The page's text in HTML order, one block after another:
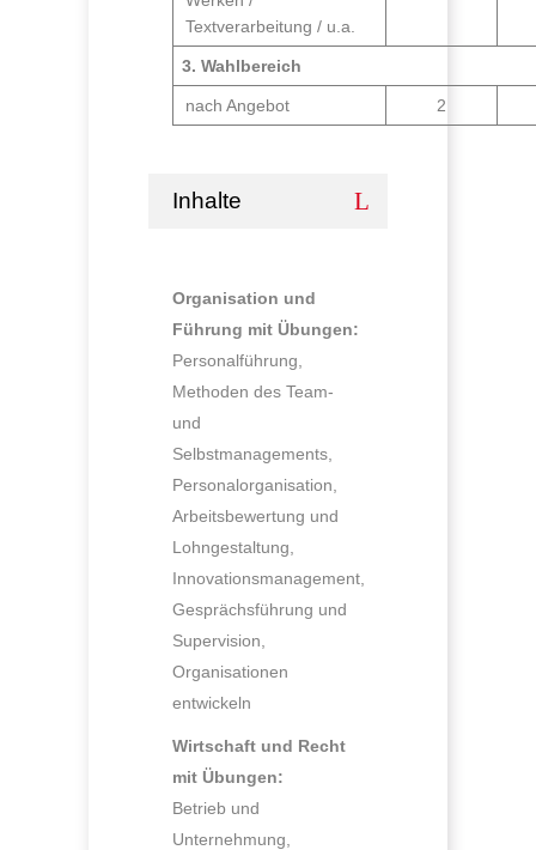
Textverarbeitung / u.a.
3. Wahlbereich
nach Angebot 2
Inhalte
Organisation und
Führung mit Übungen:
Personalführung,
Methoden des Team-
und
Selbstmanagements,
Personalorganisation,
Arbeitsbewertung und
Lohngestaltung,
Innovationsmanagement,
Gesprächsführung und
Supervision,
Organisationen
entwickeln
Wirtschaft und Recht
mit Übungen:
Betrieb und
Unternehmung,